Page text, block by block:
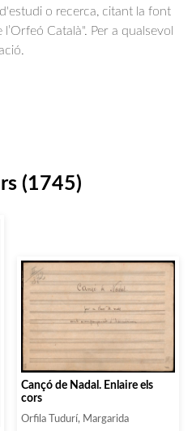
o recerca, citant la font
Català". Per a qualsevol
(1745)
Cançó de Nadal. Enlaire els
cors
Orfila Tudurí, Margarida